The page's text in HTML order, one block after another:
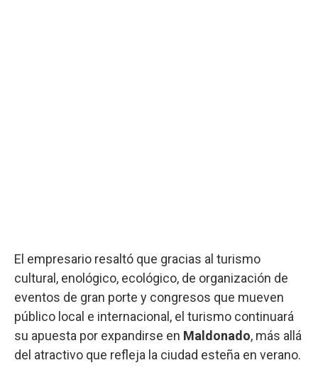
El empresario resaltó que gracias al turismo
cultural, enológico, ecológico, de organización de
eventos de gran porte y congresos que mueven
público local e internacional, el turismo continuará
su apuesta por expandirse en Maldonado, más allá
del atractivo que refleja la ciudad esteña en verano.